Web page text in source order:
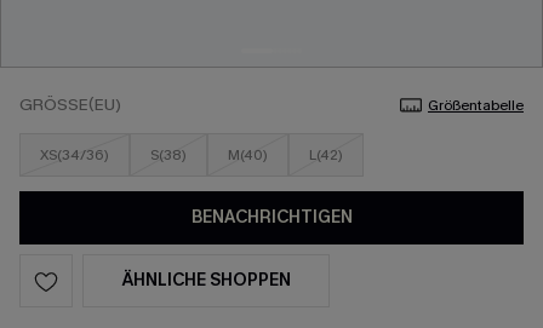
GRÖSSE(EU) Größentabelle
XS(34/36) S(38) M(40) L(42)
BENACHRICHTIGEN
ÄHNLICHE SHOPPEN